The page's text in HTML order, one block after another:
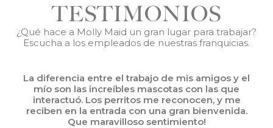
TESTIMONIOS
¿Qué hace a Molly Maid un gran lugar para trabajar?
Escucha a los empleados de nuestras franquicias.
La diferencia entre el trabajo de mis amigos y el
mío son las increíbles mascotas con las que
interactuó. Los perritos me reconocen, y me
reciben en la entrada con una gran bienvenida.
Que maravilloso sentimiento!